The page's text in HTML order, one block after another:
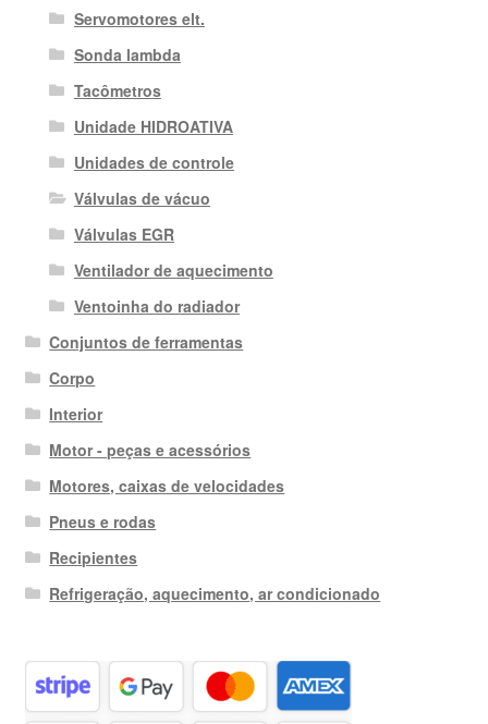
Servomotores elt.
Sonda lambda
Tacômetros
Unidade HIDROATIVA
Unidades de controle
Válvulas de vácuo
Válvulas EGR
Ventilador de aquecimento
Ventoinha do radiador
Conjuntos de ferramentas
Corpo
Interior
Motor - peças e acessórios
Motores, caixas de velocidades
Pneus e rodas
Recipientes
Refrigeração, aquecimento, ar condicionado